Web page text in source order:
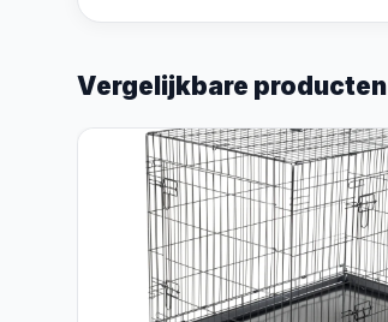
Vergelijkbare producten